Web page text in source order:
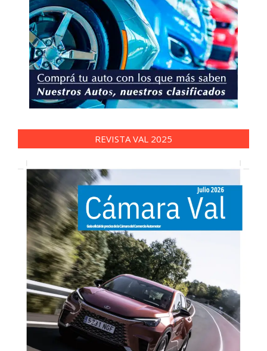
REVISTA VAL 2025